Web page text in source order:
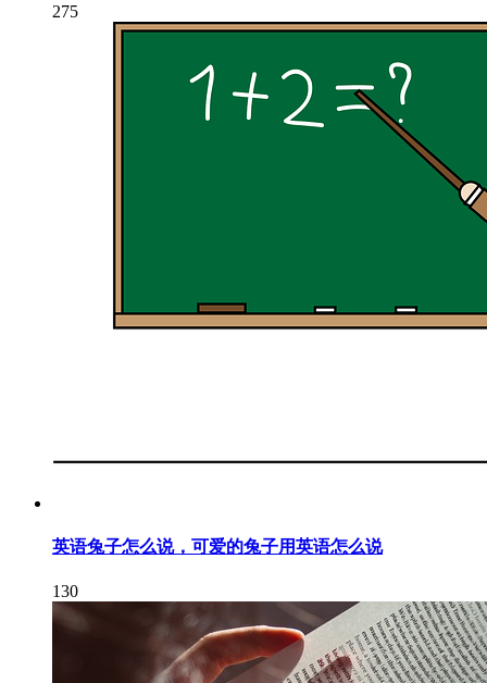
275
英语兔子怎么说，可爱的兔子用英语怎么说
130